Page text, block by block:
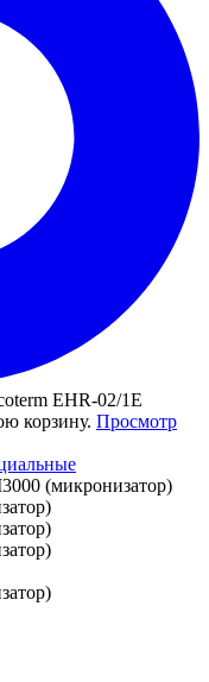
EHR-02/1E
корзину. Просмотр
(микронизатор)